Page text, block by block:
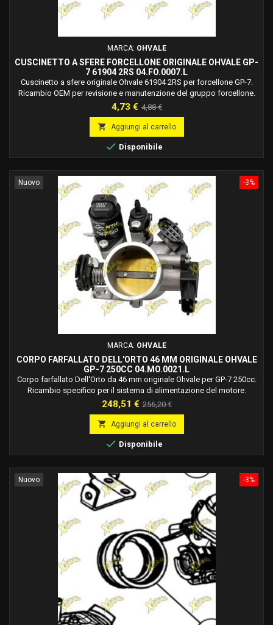
MARCA: OHVALE
CUSCINETTO A SFERE FORCELLONE ORIGINALE OHVALE GP-
7 61904 2RS 04.FO.0007.L
Cuscinetto a sfere originale Ohvale 61904 2RS per forcellone GP-7.
Ricambio OEM per revisione e manutenzione del gruppo forcellone.
Venduto singolarmente (1 pezzo).
Prezzo
4,73 € Prezzo
base
4,88 €
 Aggiungi al carrello
 Disponibile
-3%
Nuovo
MARCA: OHVALE
CORPO FARFALLATO DELL'ORTO 46 MM ORIGINALE OHVALE
GP-7 250CC 04.MO.0021.L
Corpo farfallato Dell'Orto da 46 mm originale Ohvale per GP-7 250cc.
Ricambio specifico per il sistema di alimentazione del motore.
Prezzo
248,51 € Prezzo
base
256,20 €
 Aggiungi al carrello
 Disponibile
-3%
Nuovo